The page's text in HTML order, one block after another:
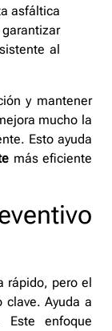
asfáltica
al
y mantener
mucho la
Esto ayuda
más eficiente
rápido, pero el
clave. Ayuda a
enfoque